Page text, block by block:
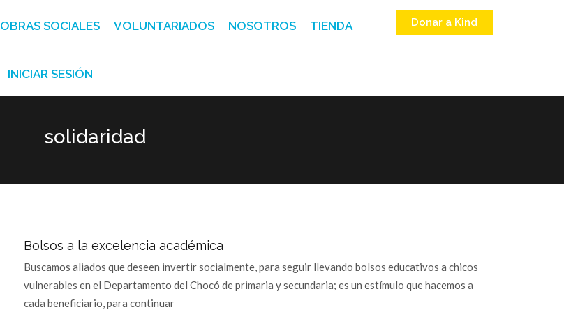
OBRAS SOCIALES VOLUNTARIADOS NOSOTROS TIENDA
INICIAR SESIÓN
Donar a Kind
solidaridad
Bolsos a la excelencia académica
Buscamos aliados que deseen invertir socialmente, para seguir llevando bolsos educativos a chicos
vulnerables en el Departamento del Chocó de primaria y secundaria; es un estímulo que hacemos a
cada beneficiario, para continuar